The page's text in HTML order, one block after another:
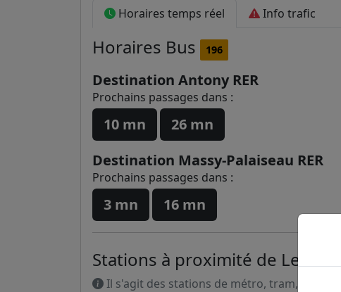
Horaires temps réel Info trafic
Horaires Bus 196
Destination Antony RER
Prochains passages dans :
10 mn
26 mn
Destination Massy-Palaiseau RER
Prochains passages dans :
3 mn 16 mn
Stations à proximité de Les
Il s'agit des stations de métro, tram, RER et